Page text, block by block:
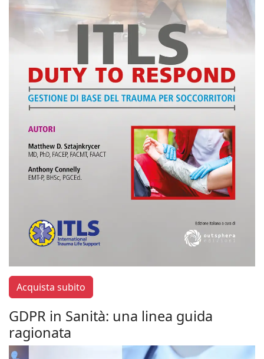
Acquista subito
GDPR in Sanità: una linea guida
ragionata